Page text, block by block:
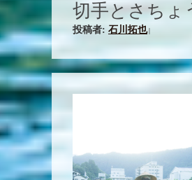
切手とさちょ
投稿者: 石川拓也|